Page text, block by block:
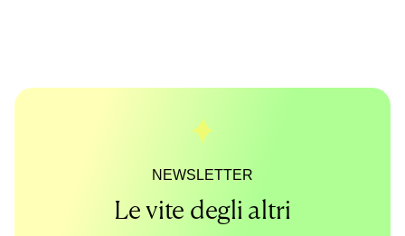
NEWSLETTER
Le vite degli altri